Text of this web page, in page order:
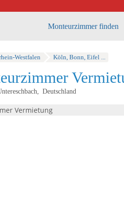
Monteurzimmer finden
Westfalen Köln, Bonn, Eifel ...
Deutschland